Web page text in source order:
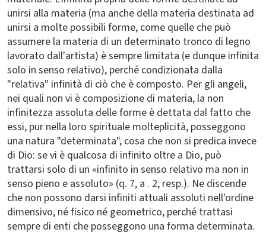
unirsi alla materia (ma anche della materia destinata ad
unirsi a molte possibili forme, come quelle che può
assumere la materia di un determinato tronco di legno
lavorato dall'artista) è sempre limitata (e dunque infinita
solo in senso relativo), perché condizionata dalla
"relativa" infinità di ciò che è composto. Per gli angeli,
nei quali non vi è composizione di materia, la non
infinitezza assoluta delle forme è dettata dal fatto che
essi, pur nella loro spirituale molteplicità, posseggono
una natura "determinata", cosa che non si predica invece
di Dio: se vi è qualcosa di infinito oltre a Dio, può
trattarsi solo di un «infinito in senso relativo ma non in
senso pieno e assoluto» (q. 7, a . 2, resp.). Ne discende
che non possono darsi infiniti attuali assoluti nell'ordine
dimensivo, né fisico né geometrico, perché trattasi
sempre di enti che posseggono una forma determinata.